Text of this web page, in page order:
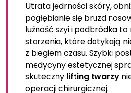
Utrata jędrności skóry,
pogłębianie się bruzd
luźność szyi i podbródka
starzenia, które dotykają
z biegiem czasu. Szybki
medycyny estetycznej
skuteczny lifting twarzy
operacji chirurgicznej.